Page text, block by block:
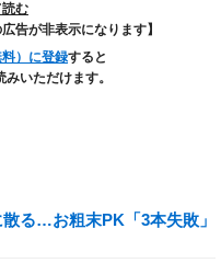
読む
告が非表示になります】
）に登録すると
いただけます。
る…お粗末PK「3本失敗」